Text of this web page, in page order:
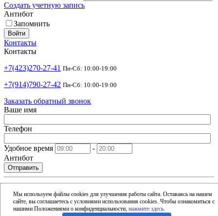
Мы используем файлы cookies для улучшения работы сайта. Оставаясь на нашем
сайте, вы соглашаетесь с условиями использования cookies. Чтобы ознакомиться с
нашими Положениями о конфиденциальности,нажмите здесь.
Создать учетную запись
Антибот
Запомнить
Войти
Контакты
Контакты
+7(423)270-27-41 Пн-Сб: 10:00-19:00
+7(914)790-27-42 Пн-Сб: 10:00-19:00
Заказать обратный звонок
Ваше имя
Телефон
Удобное время
-
Антибот
Отправить
Адрес